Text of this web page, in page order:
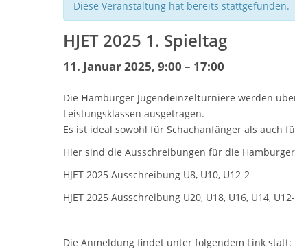
Diese Veranstaltung hat bereits stattgefunden.
HJET 2025 1. Spieltag
11. Januar 2025, 9:00 – 17:00
Die Hamburger Jugendeinzelturniere werden
Leistungsklassen ausgetragen.
Es ist ideal sowohl für Schachanfänger als auch
Hier sind die Ausschreibungen für die
HJET 2025 Ausschreibung U8, U10, U12-2
HJET 2025 Ausschreibung U20, U18, U16, U14,
Die Anmeldung findet unter folgendem Link statt: